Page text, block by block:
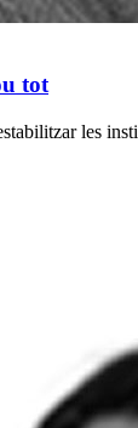
tot
les